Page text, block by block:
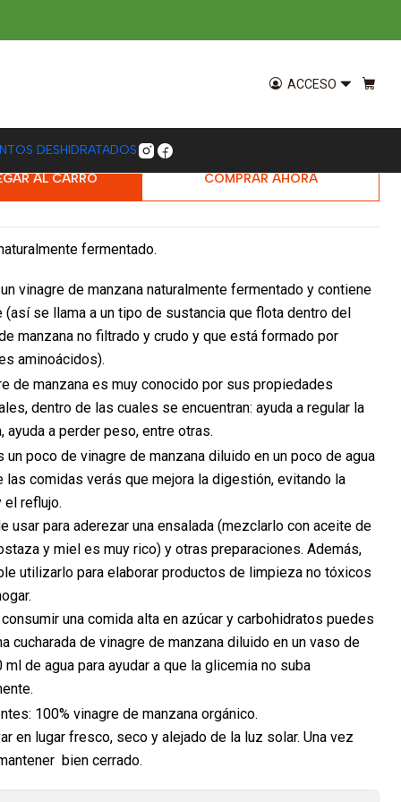
ACCESO
DESHIDRATADOS
Orgánico 500 ml
AL CARRO COMPRAR AHORA
fermentado.
vinagre de manzana naturalmente fermentado y contiene
(así se llama a un tipo de sustancia que flota dentro del
manzana no filtrado y crudo y que está formado por
aminoácidos).
de manzana es muy conocido por sus propiedades
dentro de las cuales se encuentran: ayuda a regular la
ayuda a perder peso, entre otras.
un poco de vinagre de manzana diluido en un poco de agua
las comidas verás que mejora la digestión, evitando la
el reflujo.
usar para aderezar una ensalada (mezclarlo con aceite de
y miel es muy rico) y otras preparaciones. Además,
utilizarlo para elaborar productos de limpieza no tóxicos
una comida alta en azúcar y carbohidratos puedes
cucharada de vinagre de manzana diluido en un vaso de
de agua para ayudar a que la glicemia no suba
100% vinagre de manzana orgánico.
en lugar fresco, seco y alejado de la luz solar. Una vez
bien cerrado.